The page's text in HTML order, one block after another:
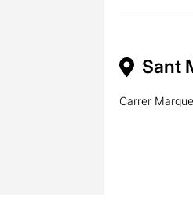
Sant
Carrer